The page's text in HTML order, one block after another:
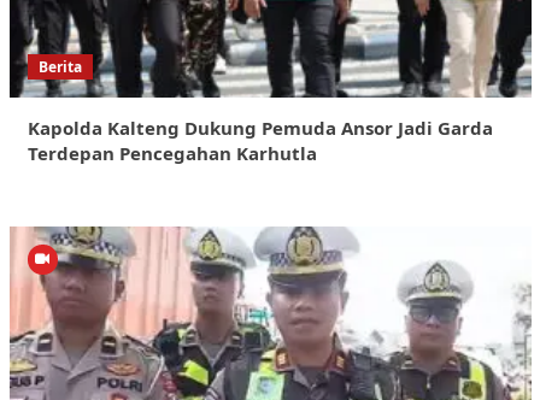
Berita
Kapolda Kalteng Dukung Pemuda Ansor Jadi Garda
Terdepan Pencegahan Karhutla